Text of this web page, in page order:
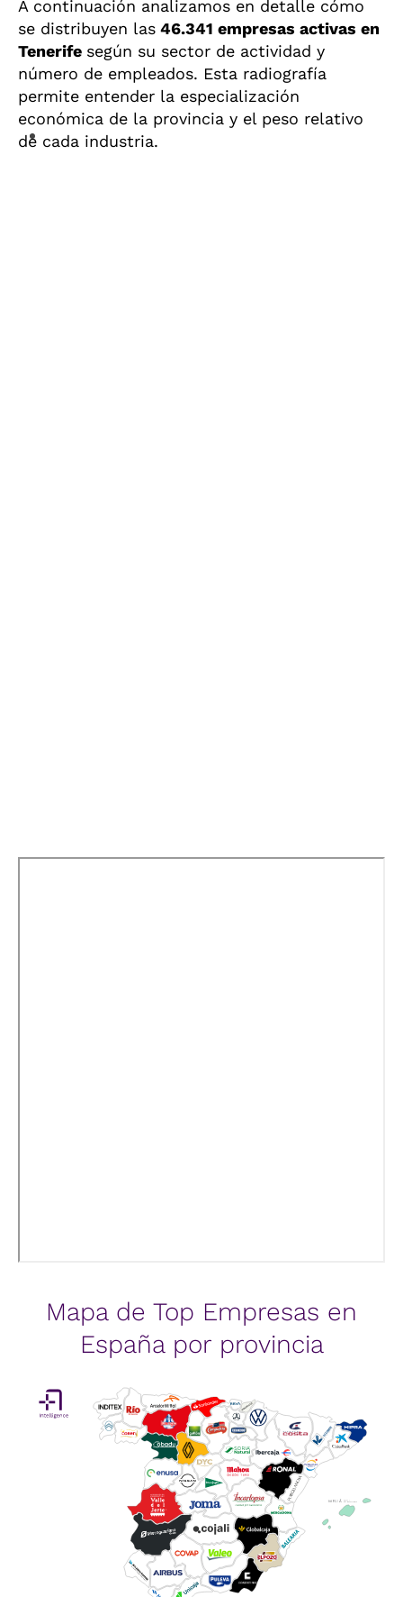
A continuación analizamos en detalle cómo
se distribuyen las 46.341 empresas activas en
Tenerife según su sector de actividad y
número de empleados. Esta radiografía
permite entender la especialización
económica de la provincia y el peso relativo
de cada industria.
Mapa de Top Empresas en
España por provincia